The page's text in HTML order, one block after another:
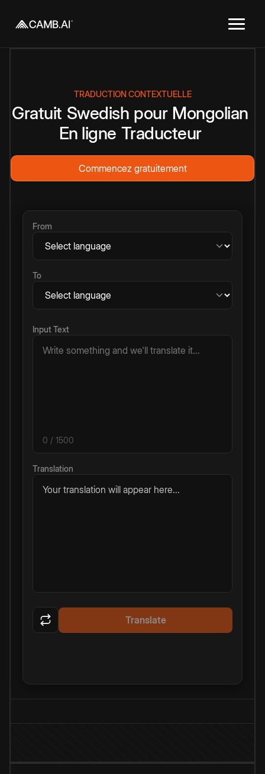
TRADUCTION CONTEXTUELLE
Gratuit Swedish pour Mongolian
En ligne Traducteur
Commencez gratuitement
From
To
Input Text
0 / 1500
Translation
Your translation will appear here...
Translate